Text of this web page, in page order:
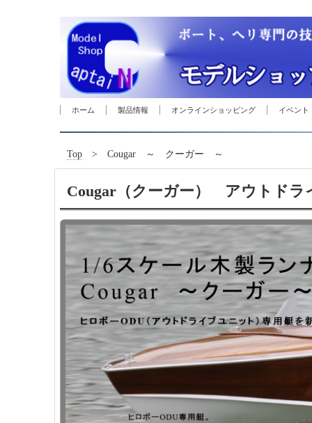
ホーム 製品情報 オンラインショッピング イベント
Top> Cougar ～ クーガー ～
Cougar（クーガー） アウトドラ